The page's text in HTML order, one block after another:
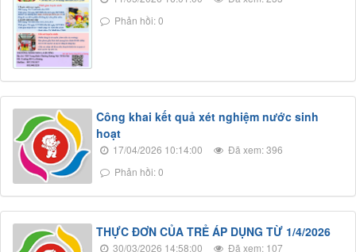
Phản hồi: 0
Công khai kết quả xét nghiệm nước sinh
hoạt
17/04/2026 10:14:00
Đã xem: 396
Phản hồi: 0
THỰC ĐƠN CỦA TRẺ ÁP DỤNG TỪ 1/4/2026
30/03/2026 14:58:00
Đã xem: 107